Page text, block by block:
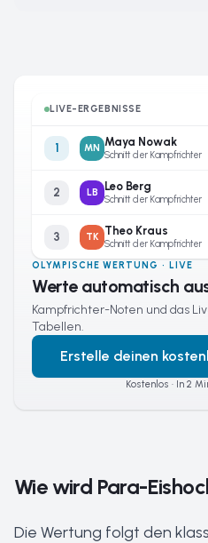
LIVE-ERGEBNISSE
1 MN Maya Nowak
Schnitt der Kampfrichter
2 LB Leo Berg
Schnitt der Kampfrichter
3 TK Theo Kraus
Schnitt der Kampfrichter
OLYMPISCHE WERTUNG · LIVE
Werte automatisch
Kampfrichter-Noten und das
Tabellen.
Erstelle deinen
Kostenlos · In 2
Wie wird Para-
Die Wertung folgt den